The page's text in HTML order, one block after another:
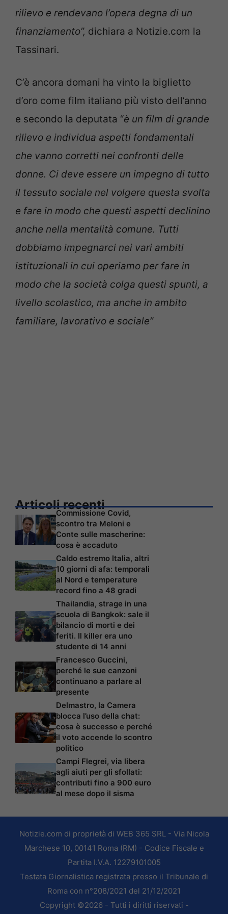
rilievo e rendevano l’opera degna di un
finanziamento”, dichiara a Notizie.com la
Tassinari.
C’è ancora domani ha vinto la biglietto
d’oro come film italiano più visto dell’anno
e secondo la deputata “è un film di grande
rilievo e individua aspetti fondamentali
che vanno corretti nei confronti delle
donne. Ci deve essere un impegno di tutto
il tessuto sociale nel volgere questa svolta
e fare in modo che questi aspetti declinino
anche nella mentalità comune. Tutti
dobbiamo impegnarci nei vari ambiti
istituzionali in cui operiamo per fare in
modo che la società colga questi spunti, a
livello scolastico, ma anche in ambito
familiare, lavorativo e sociale”
Articoli recenti
Commissione Covid,
scontro tra Meloni e
Conte sulle mascherine:
cosa è accaduto
Caldo estremo Italia, altri
10 giorni di afa: temporali
al Nord e temperature
record fino a 48 gradi
Thailandia, strage in una
scuola di Bangkok: sale il
bilancio di morti e dei
feriti. Il killer era uno
studente di 14 anni
Francesco Guccini,
perché le sue canzoni
continuano a parlare al
presente
Delmastro, la Camera
blocca l’uso della chat:
cosa è successo e perché
il voto accende lo scontro
politico
Campi Flegrei, via libera
agli aiuti per gli sfollati:
contributi fino a 900 euro
al mese dopo il sisma
Notizie.com di proprietà di WEB 365 SRL - Via Nicola
Marchese 10, 00141 Roma (RM) - Codice Fiscale e
Partita I.V.A. 12279101005
Testata Giornalistica registrata presso il Tribunale di
Roma con n°208/2021 del 21/12/2021
Copyright ©2026 - Tutti i diritti riservati -